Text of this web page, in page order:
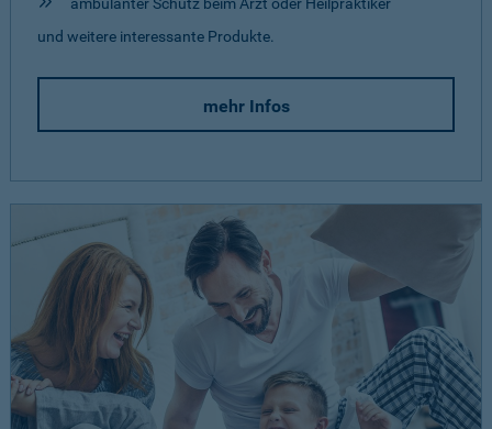
ambulanter Schutz beim Arzt oder Heilpraktiker
und weitere interessante Produkte.
mehr Infos